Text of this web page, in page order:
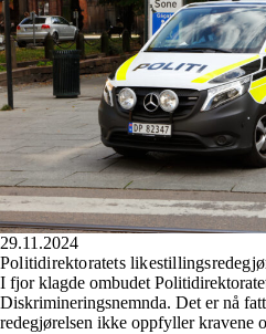
29.11.2024
Politidirektoratets
I fjor klagde ombudet
Diskrimineringsnemnda. Det er nå
redegjørelsen ikke oppfyller kravene